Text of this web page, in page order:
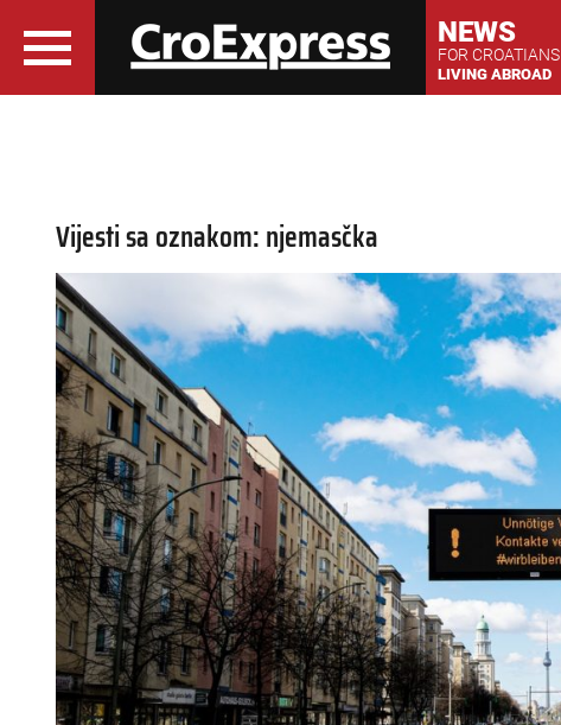
NEWS
FOR CROATIANS
LIVING ABROAD
Vijesti sa oznakom: njemasčka